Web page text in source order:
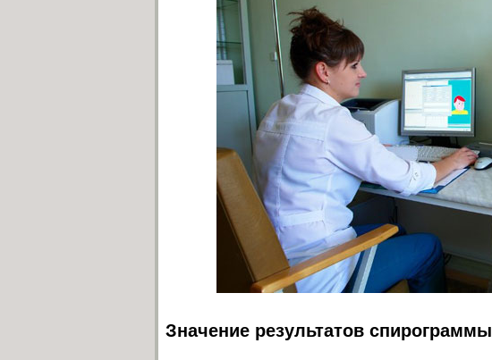
Значение результатов спирограммы